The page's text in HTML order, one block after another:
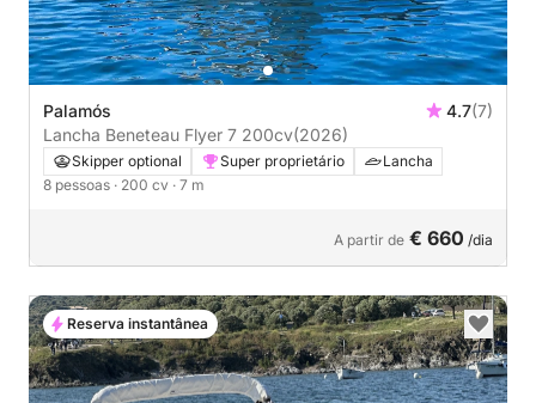
Palamós 4.7(7)
Lancha Beneteau Flyer 7 200cv(2026)
Skipper optional Super proprietário
Lancha
8 pessoas · 200 cv · 7 m
A partir de € 660 /dia
Reserva instantânea